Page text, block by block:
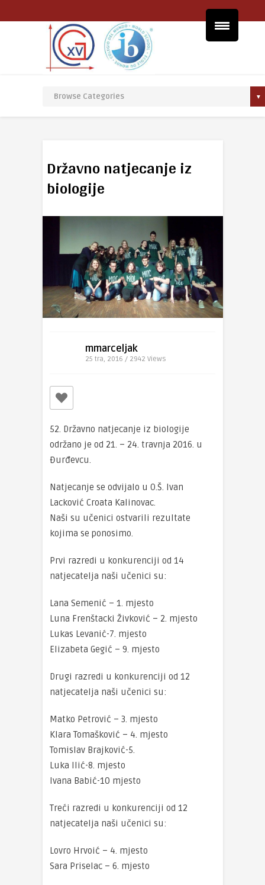
Državno natjecanje iz
biologije
mmarceljak
25 tra, 2016 / 2942 Views
52. Državno natjecanje iz biologije
održano je od 21. – 24. travnja 2016. u
Đurđevcu.
Natjecanje se odvijalo u O.Š. Ivan
Lacković Croata Kalinovac.
Naši su učenici ostvarili rezultate
kojima se ponosimo.
Prvi razredi u konkurenciji od 14
natjecatelja naši učenici su:
Lana Semenić – 1. mjesto
Luna Frenštacki Živković – 2. mjesto
Lukas Levanić-7. mjesto
Elizabeta Gegić – 9. mjesto
Drugi razredi u konkurenciji od 12
natjecatelja naši učenici su:
Matko Petrović – 3. mjesto
Klara Tomašković – 4. mjesto
Tomislav Brajković-5.
Luka Ilić-8. mjesto
Ivana Babić-10 mjesto
Treći razredi u konkurenciji od 12
natjecatelja naši učenici su:
Lovro Hrvoić – 4. mjesto
Sara Priselac – 6. mjesto